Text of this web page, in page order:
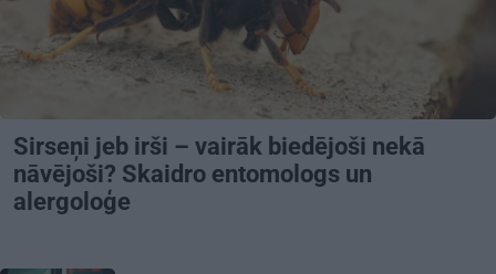
Sirseņi jeb irši – vairāk biedējoši nekā
nāvējoši? Skaidro entomologs un
alergoloģe